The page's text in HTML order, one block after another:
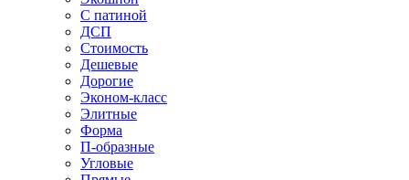
С патиной
ДСП
Стоимость
Дешевые
Дорогие
Эконом-класс
Элитные
Форма
П-образные
Угловые